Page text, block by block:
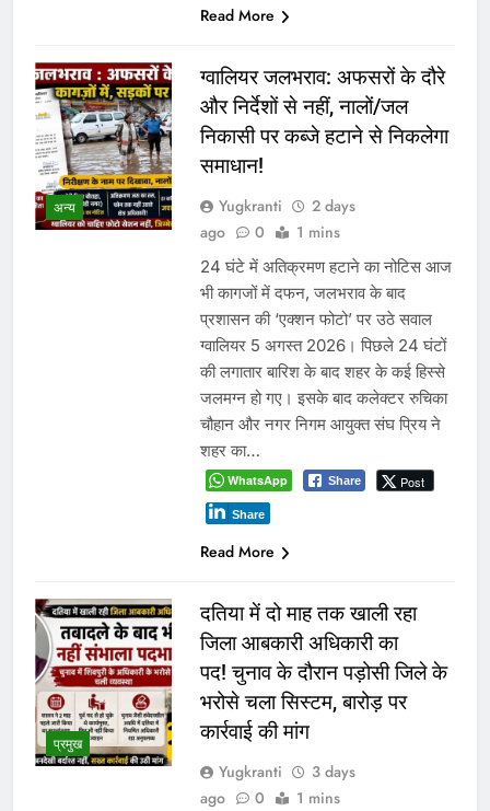
Read More
अन्य
ग्वालियर जलभराव: अफसरों के दौरे
और निर्देशों से नहीं, नालों/जल
निकासी पर कब्जे हटाने से निकलेगा
समाधान!
Yugkranti
2 days
ago
0 1 mins
24 घंटे में अतिक्रमण हटाने का नोटिस आज
भी कागजों में दफन, जलभराव के बाद
प्रशासन की ‘एक्शन फोटो’ पर उठे सवाल
ग्वालियर 5 अगस्त 2026। पिछले 24 घंटों
की लगातार बारिश के बाद शहर के कई हिस्से
जलमग्न हो गए। इसके बाद कलेक्टर रुचिका
चौहान और नगर निगम आयुक्त संघ प्रिय ने
शहर का…
WhatsApp Share Post
Share
Read More
प्रमुख
दतिया में दो माह तक खाली रहा
जिला आबकारी अधिकारी का
पद! चुनाव के दौरान पड़ोसी जिले के
भरोसे चला सिस्टम, बारोड़ पर
कार्रवाई की मांग
Yugkranti
3 days
ago
0 1 mins